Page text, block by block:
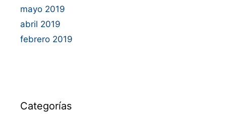
mayo 2019
abril 2019
febrero 2019
Categorías